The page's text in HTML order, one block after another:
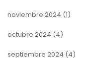
noviembre 2024 (1)
octubre 2024 (4)
septiembre 2024 (4)